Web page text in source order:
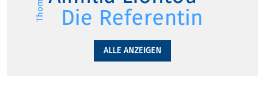
Die Referentin
ALLE ANZEIGEN